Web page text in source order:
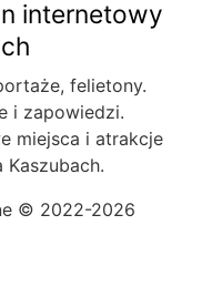
internetowy
felietony.
i zapowiedzi.
miejsca i atrakcje
© 2022-2026